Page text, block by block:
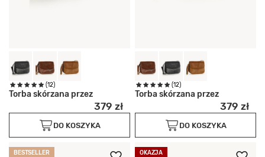
(12)
Torba skórzana przez
379 zł
DO KOSZYKA
(12)
Torba skórzana przez
379 zł
DO KOSZYKA
BESTSELLER OKAZJA